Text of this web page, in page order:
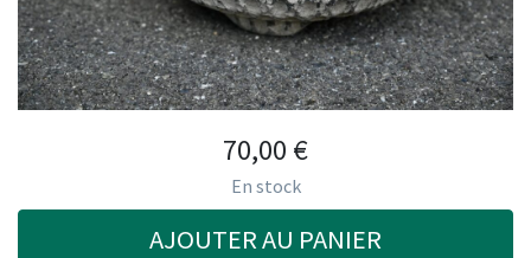
70,00 €
En stock
AJOUTER AU PANIER